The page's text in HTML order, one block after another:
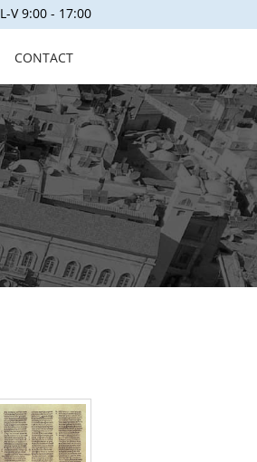
L-V 9:00 - 17:00
CONTACT